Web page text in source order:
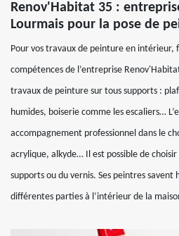
Renov'Habitat 35 :
Lourmais pour la pose de
Pour vos travaux de peinture en intérieur,
compétences de l’entreprise
travaux de peinture sur tous supports :
humides, boiserie comme les escaliers…
accompagnement professionnel dans le
acrylique, alkyde… Il est possible de
supports ou du vernis. Ses peintres savent
différentes parties à l’intérieur de la